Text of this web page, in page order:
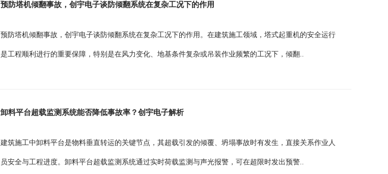
预防塔机倾翻事故，创宇电子谈防倾翻系统在复杂工况下的作用
预防塔机倾翻事故，创宇电子谈防倾翻系统在复杂工况下的作用。在建筑施工领域，塔式起重机的安全运行
是工程顺利进行的重要保障，特别是在风力变化、地基条件复杂或吊装作业频繁的工况下，倾翻..
卸料平台超载监测系统能否降低事故率？创宇电子解析
建筑施工中卸料平台是物料垂直转运的关键节点，其超载引发的倾覆、坍塌事故时有发生，直接关系作业人
员安全与工程进度。卸料平台超载监测系统通过实时荷载监测与声光报警，可在超限时发出预警..